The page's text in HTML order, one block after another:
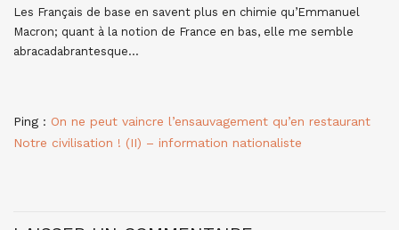
Les Français de base en savent plus en chimie qu’Emmanuel
Macron; quant à la notion de France en bas, elle me semble
abracadabrantesque…
Ping : On ne peut vaincre l’ensauvagement qu’en restaurant
Notre civilisation ! (II) – information nationaliste